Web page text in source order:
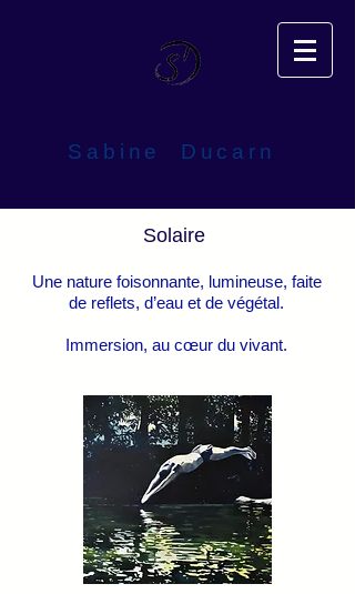
​Sabine Ducarn
Solaire
Une nature foisonnante, lumineuse, faite
de reflets, d’eau et de végétal.
Immersion, au cœur du vivant.